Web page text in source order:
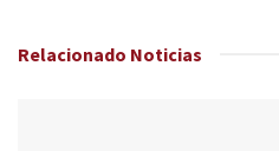
Relacionado Noticias